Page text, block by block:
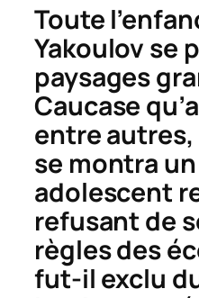
Toute
Yakoulov se
paysages
Caucase
entre
se montra
adolescent
refusant de
règles des
fut-il exclu